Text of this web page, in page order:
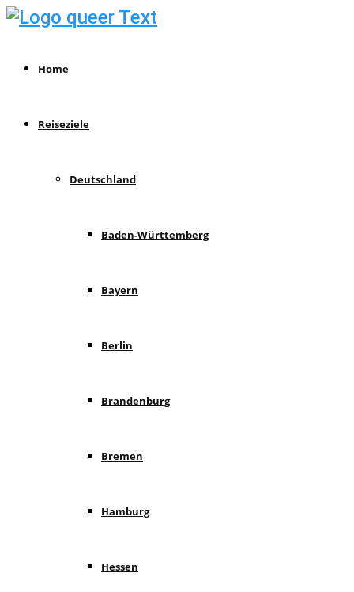
Home
Reiseziele
Deutschland
Baden-Württemberg
Bayern
Berlin
Brandenburg
Bremen
Hamburg
Hessen